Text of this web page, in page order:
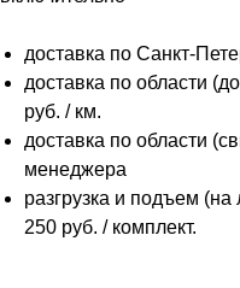
доставка по Санкт-
доставка по области
руб. / км.
доставка по области
менеджера
разгрузка и подъем
250 руб. / комплект.